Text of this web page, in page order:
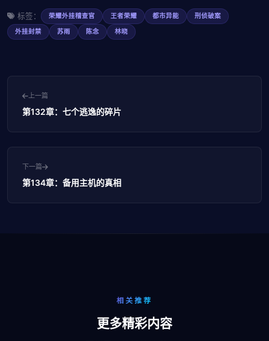
标签： 荣耀外挂稽查官 王者荣耀 都市异能
刑侦破案
外挂封禁
苏雨 陈念 林晓
上一篇
第132章：七个逃逸的碎片
下一篇
第134章：备用主机的真相
相关推荐
更多精彩内容